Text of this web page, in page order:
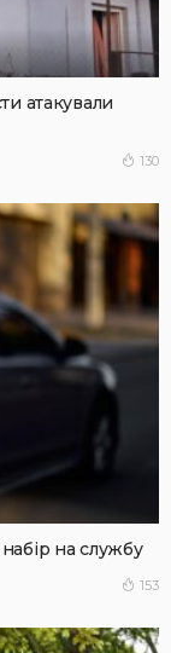
атакували
130
на службу
153